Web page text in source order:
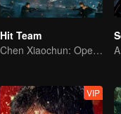
Hit Team
Chen Xiaochun: Operação Limpeza
VIP